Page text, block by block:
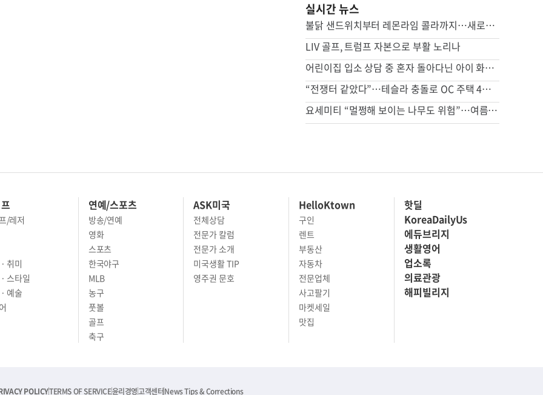
실시간 뉴스
불닭 샌드위치부터 레몬라임 콜라까지…새로운 맛이 쏟아진다 [쿠킹]
LIV 골프, 트럼프 자본으로 부활 노리나
어린이집 입소 상담 중 혼자 돌아다닌 아이 화상…대법 “원장 과실”
“전쟁터 같았다”…테슬라 충돌로 OC 주택 4채 파손
요세미티 “멀쩡해 보이는 나무도 위험”…여름철 가지 낙하 주의
/레저
취미
스타일
예술
연예/스포츠
방송/연예
영화
스포츠
한국야구
MLB
농구
풋볼
골프
축구
ASK미국
전체상담
전문가 칼럼
전문가 소개
미국생활 TIP
영주권 문호
HelloKtown
구인
렌트
부동산
자동차
전문업체
사고팔기
마켓세일
맛집
핫딜
KoreaDailyUs
에듀브리지
생활영어
업소록
의료관광
해피빌리지
POLICYTERMS OF SERVICE윤리경영고객센터News Tips & Corrections